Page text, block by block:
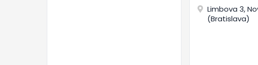
Limbova 3,
(Bratislava)